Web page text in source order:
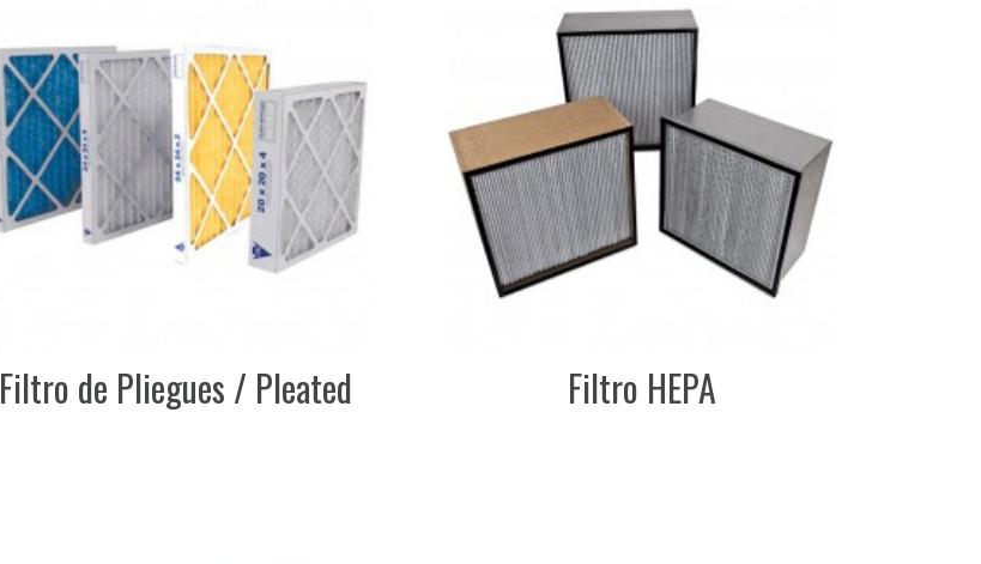
Filtro de Pliegues / Pleated Filtro HEPA